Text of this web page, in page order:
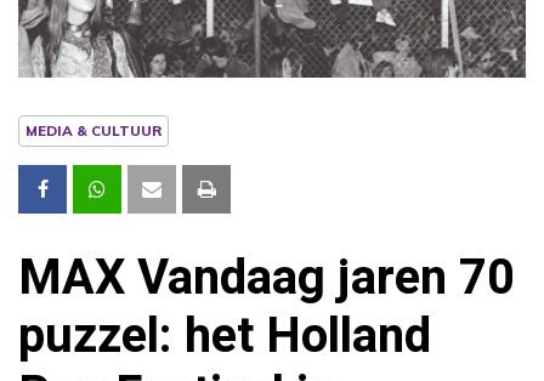
MEDIA & CULTUUR
MAX Vandaag jaren 70
puzzel: het Holland